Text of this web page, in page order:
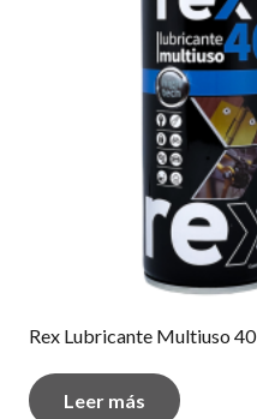
Rex Lubricante Multiuso 40
Leer más